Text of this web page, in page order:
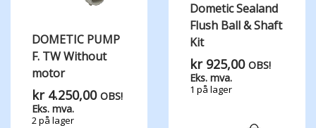
DOMETIC PUMP
F. TW Without
motor
kr4.250,00 OBS!
Eks. mva.
2 på lager
Dometic Sealand
Flush Ball & Shaft
Kit
kr925,00 OBS!
Eks. mva.
1 på lager